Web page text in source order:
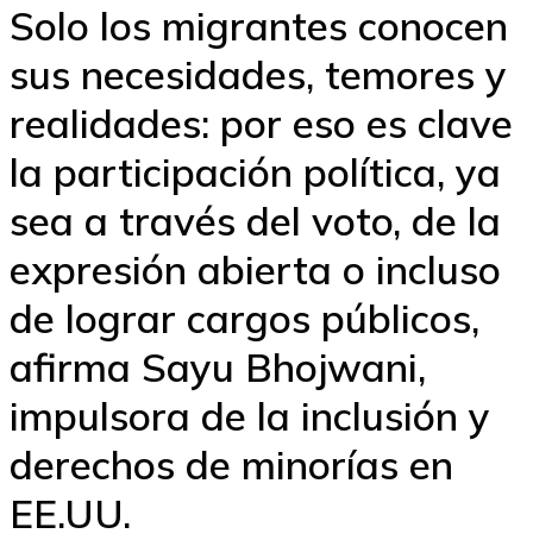
Solo los migrantes conocen
sus necesidades, temores y
realidades: por eso es clave
la participación política, ya
sea a través del voto, de la
expresión abierta o incluso
de lograr cargos públicos,
afirma Sayu Bhojwani,
impulsora de la inclusión y
derechos de minorías en
EE.UU.